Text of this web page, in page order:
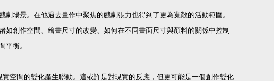
場景。在他過去畫作中聚焦的戲劇張力也得到了更為寬敞的活動範圍。
創作空間、繪畫尺寸的改變、如何在不同畫面尺寸與顏料的關係中控制
平衡。
空間的變化產生聯動。這或許是對現實的反應，但更可能是一個創作變化